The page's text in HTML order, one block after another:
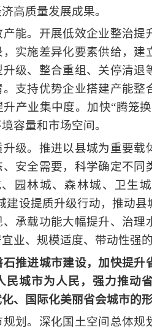
高质量发展成果。
。开展低效企业整治提
实施差异化要素供给，建
级、整合重组、关停清退
支持优势企业搭建产能整
产业集中度。加快“腾笼
容量和市场空间。
。推进以县城为重要载
安全需要，科学确定不同
、园林城、森林城、卫生
建设提质升级行动，推动
承载功能大幅提升、治理
业、规模适度、带动性强
石推进城市建设，加快提
民城市为人民，强力推动
、国际化美丽省会城市的
。深化国土空间总体规